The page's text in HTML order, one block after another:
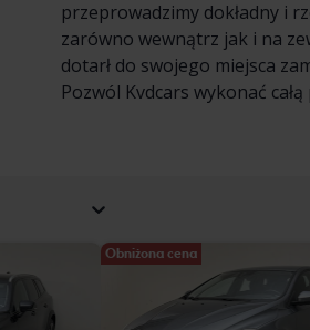
przeprowadzimy dokładny i
zarówno wewnątrz jak i na
dotarł do swojego miejsca
Pozwól Kvdcars wykonać
Obniżona cena